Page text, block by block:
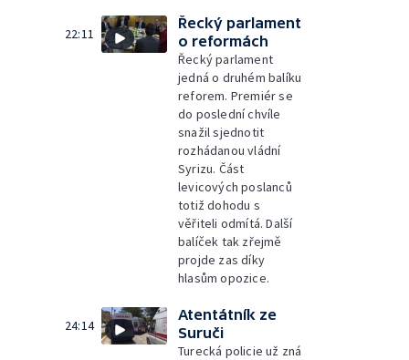
22:11
Řecký parlament
o reformách
Řecký parlament
jedná o druhém balíku
reforem. Premiér se
do poslední chvíle
snažil sjednotit
rozhádanou vládní
Syrizu. Část
levicových poslanců
totiž dohodu s
věřiteli odmítá. Další
balíček tak zřejmě
projde zas díky
hlasům opozice.
24:14
Atentátník ze
Suruči
Turecká policie už zná